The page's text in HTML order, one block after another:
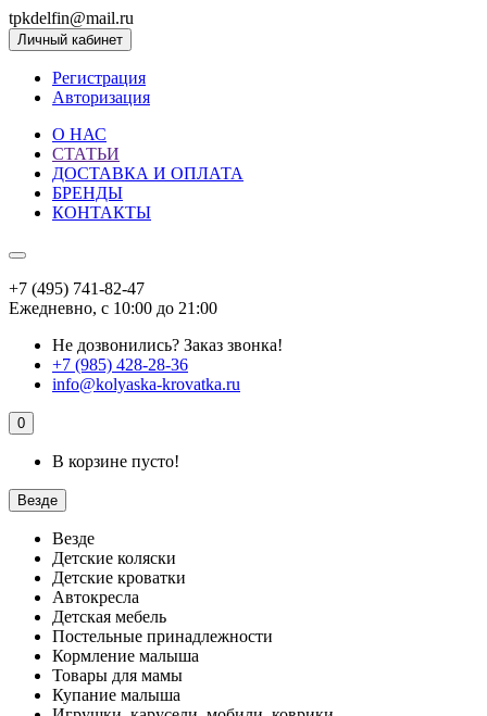
tpkdelfin@mail.ru
Личный кабинет
Регистрация
Авторизация
О НАС
СТАТЬИ
ДОСТАВКА И ОПЛАТА
БРЕНДЫ
КОНТАКТЫ
+7 (495) 741-82-47
Ежедневно, с 10:00 до 21:00
Не дозвонились? Заказ звонка!
+7 (985) 428-28-36
info@kolyaska-krovatka.ru
0
В корзине пусто!
Везде
Везде
Детские коляски
Детские кроватки
Автокресла
Детская мебель
Постельные принадлежности
Кормление малыша
Товары для мамы
Купание малыша